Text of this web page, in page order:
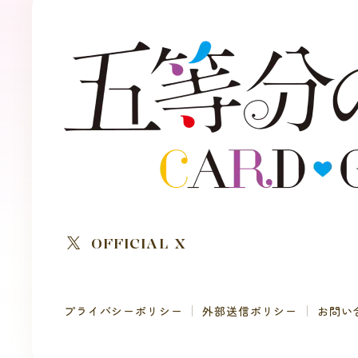
OFFICIAL X
プライバシーポリシー 外部送信ポリシー お問い